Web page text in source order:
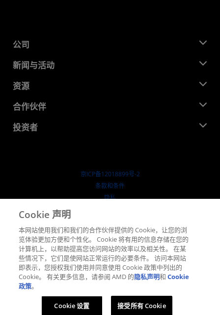
公司
关于 AMD
企业责任
就业机会
联系我们
新闻与活动
新闻中心
媒体库
资源
开发中心
成功案例
合作伙伴
AMD 合作伙伴中心
投资者
京ICP备12018899号-2
​条款和条件
隐私
公开公平竞争
英国税收策略
Cookie 政策
Cookie 设置
Cookie 声明
本网站使用我们和我们的合作伙伴提供的 Cookie，让您的浏
览体验更加方便和个性化。 Cookie 将有用的信息存储在您的
计算机上，以帮助提高您访问网站的效率以及相关性。 在某
些情况下，它们是使网站正常运行的必要条件。 访问本网站
即表示，您授权我们使用并同意使用 Cookie 政策中列出的
Cookie。 有关更多信息，请参阅 AMD 的隐私声明和Cookie
政策。
Cookie 设置 接受所有 Cookie